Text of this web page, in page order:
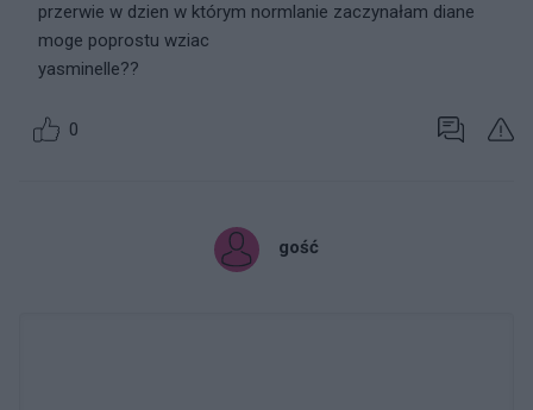
przerwie w dzien w którym normlanie zaczynałam diane
moge poprostu wziac
yasminelle??
0
gość